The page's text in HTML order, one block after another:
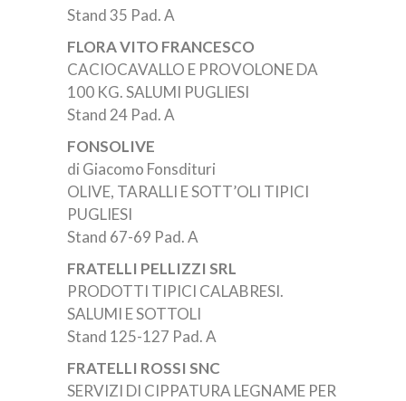
Stand 35 Pad. A
FLORA VITO FRANCESCO
CACIOCAVALLO E PROVOLONE DA
100 KG. SALUMI PUGLIESI
Stand 24 Pad. A
FONSOLIVE
di Giacomo Fonsdituri
OLIVE, TARALLI E SOTT’OLI TIPICI
PUGLIESI
Stand 67-69 Pad. A
FRATELLI PELLIZZI SRL
PRODOTTI TIPICI CALABRESI.
SALUMI E SOTTOLI
Stand 125-127 Pad. A
FRATELLI ROSSI SNC
SERVIZI DI CIPPATURA LEGNAME PER